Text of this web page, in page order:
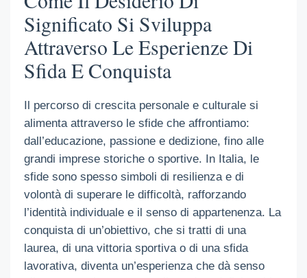
Significato Si Sviluppa
Attraverso Le Esperienze Di
Sfida E Conquista
Il percorso di crescita personale e culturale si
alimenta attraverso le sfide che affrontiamo:
dall’educazione, passione e dedizione, fino alle
grandi imprese storiche o sportive. In Italia, le
sfide sono spesso simboli di resilienza e di
volontà di superare le difficoltà, rafforzando
l’identità individuale e il senso di appartenenza. La
conquista di un’obiettivo, che si tratti di una
laurea, di una vittoria sportiva o di una sfida
lavorativa, diventa un’esperienza che dà senso